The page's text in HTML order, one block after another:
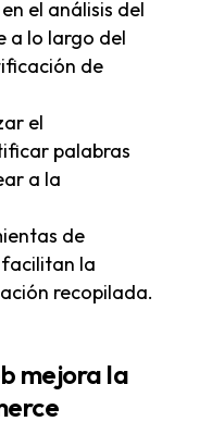
el análisis del
a lo largo del
de
el
palabras
a la
de
la
recopilada.
mejora la